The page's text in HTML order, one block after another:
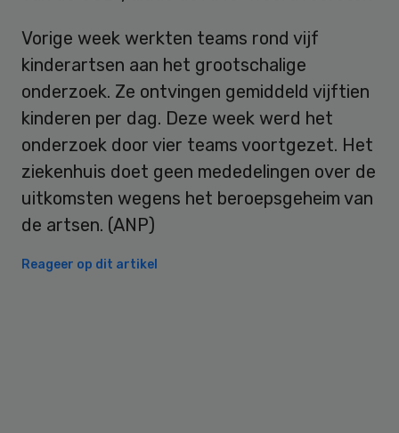
Vorige week werkten teams rond vijf
kinderartsen aan het grootschalige
onderzoek. Ze ontvingen gemiddeld vijftien
kinderen per dag. Deze week werd het
onderzoek door vier teams voortgezet. Het
ziekenhuis doet geen mededelingen over de
uitkomsten wegens het beroepsgeheim van
de artsen. (ANP)
Reageer op dit artikel